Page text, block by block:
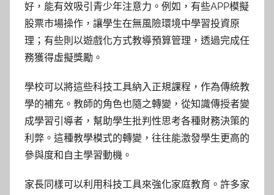
好，能有效吸引青少年注意力。例如，有些APP模擬
股票市場操作，讓學生在無風險環境中學習投資原
理；有些則以遊戲化方式教導預算管理，透過完成任
務獲得虛擬獎勵。
學校可以將這些科技工具納入正規課程，作為傳統教
學的補充。教師的角色也隨之轉變，從知識傳授者變
成學習引導者，幫助學生批判性思考各種財務決策的
利弊。這種教學模式的轉變，往往能激發學生更高的
參與度和自主學習動機。
家長同樣可以利用科技工具來強化家庭教育。許多家